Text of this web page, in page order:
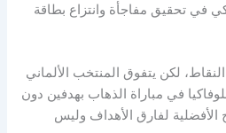
في تحقيق مفاجأة وانتزاع بطاقة
لكن يتفوق المنتخب الألماني
في مباراة الذهاب بهدفين دون
الأفضلية لفارق الأهداف وليس